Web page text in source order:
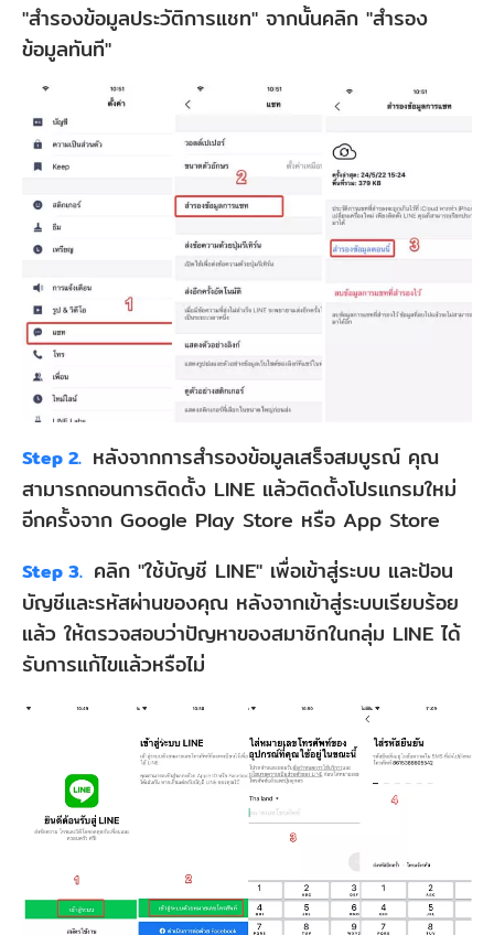
"สำรองข้อมูลประวัติการแชท" จากนั้นคลิก "สำรอง
ข้อมูลทันที"
Step 2. หลังจากการสำรองข้อมูลเสร็จสมบูรณ์ คุณ
สามารถถอนการติดตั้ง LINE แล้วติดตั้งโปรแกรมใหม่
อีกครั้งจาก Google Play Store หรือ App Store
Step 3. คลิก "ใช้บัญชี LINE" เพื่อเข้าสู่ระบบ และป้อน
บัญชีและรหัสผ่านของคุณ หลังจากเข้าสู่ระบบเรียบร้อย
แล้ว ให้ตรวจสอบว่าปัญหาของสมาชิกในกลุ่ม LINE ได้
รับการแก้ไขแล้วหรือไม่